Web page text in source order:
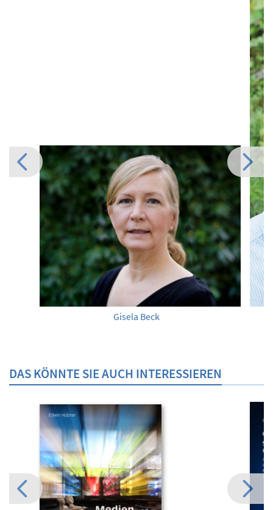
Gisela Beck
DAS KÖNNTE SIE AUCH INTERESSIEREN